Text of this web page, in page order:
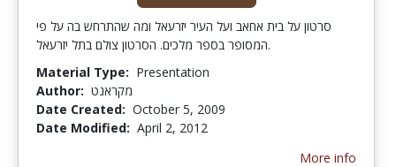
סרטון על בית אחאב ועל העיר יזרעאל ומה שהתרחש בה על פי
המסופר בספר מלכים. הסרטון צולם בתל יזרעאל.
Material Type: Presentation
Author: מקראנט
Date Created: October 5, 2009
Date Modified: April 2, 2012
More info